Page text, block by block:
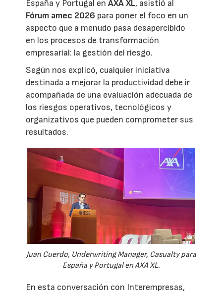
España y Portugal enAXA XL, asistió al
Fórum amec 2026 para poner el foco en un
aspecto que a menudo pasa desapercibido
en los procesos de transformación
empresarial: la gestión del riesgo.
Según nos explicó, cualquier iniciativa
destinada a mejorar la productividad debe ir
acompañada de una evaluación adecuada de
los riesgos operativos, tecnológicos y
organizativos que pueden comprometer sus
resultados.
Juan Cuerdo, Underwriting Manager, Casualty para
España y Portugal en AXA XL.
En esta conversación con Interempresas,